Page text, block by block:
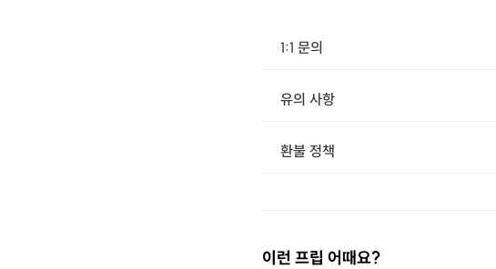
1:1 문의
유의 사항
환불 정책
이런 프립 어때요?